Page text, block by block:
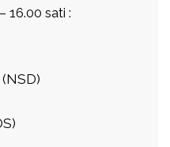
16.00 sati :